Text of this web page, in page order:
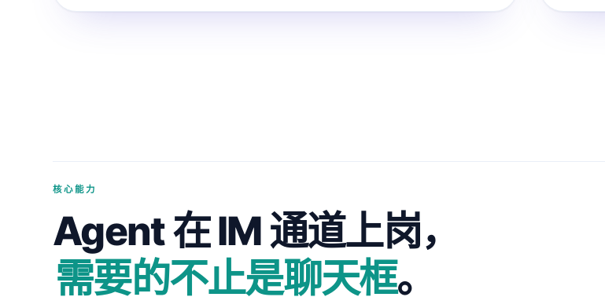
核心能力
Agent 在 IM 通道上岗，
需要的不止是聊天框。